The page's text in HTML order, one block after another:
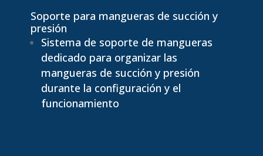
Soporte para mangueras de succión y
presión
Sistema de soporte de mangueras
dedicado para organizar las
mangueras de succión y presión
durante la configuración y el
funcionamiento